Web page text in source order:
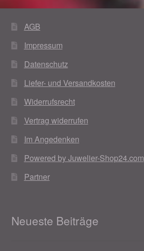
AGB
Impressum
Datenschutz
Liefer- und Versandkosten
Widerrufsrecht
Vertrag widerrufen
Im Angedenken
Powered by Juwelier-Shop24.com
Partner
Neueste Beiträge